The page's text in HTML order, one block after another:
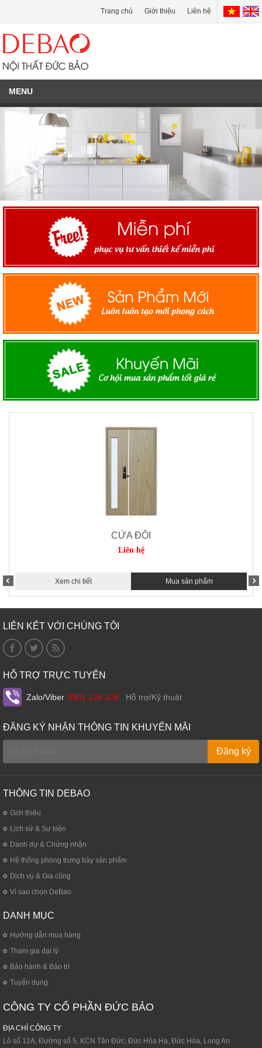
Trang chủ Giới thiệu Liên hệ
MENU
CỬA ĐÔI
Liên hệ
Xem chi tiết Mua sản phẩm
LIÊN KẾT VỚI CHÚNG TÔI
HỖ TRỢ TRỰC TUYẾN
Zalo/Viber 0901 328 328 Hỗ trợ/Kỹ thuật
ĐĂNG KÝ NHẬN THÔNG TIN KHUYẾN MÃI
THÔNG TIN DEBAO
Giới thiệu
Lịch sử & Sự kiện
Danh dự & Chứng nhận
Hệ thống phòng trưng bày sản phẩm
Dịch vụ & Gia công
Vì sao chọn DeBao
DANH MỤC
Hướng dẫn mua hàng
Tham gia đại lý
Bảo hành & Bảo trì
Tuyển dụng
CÔNG TY CỔ PHẦN ĐỨC BẢO
ĐỊA CHỈ CÔNG TY
Lô số 12A, Đường số 5, KCN Tân Đức, Đức Hòa Hạ, Đức Hòa, Long An